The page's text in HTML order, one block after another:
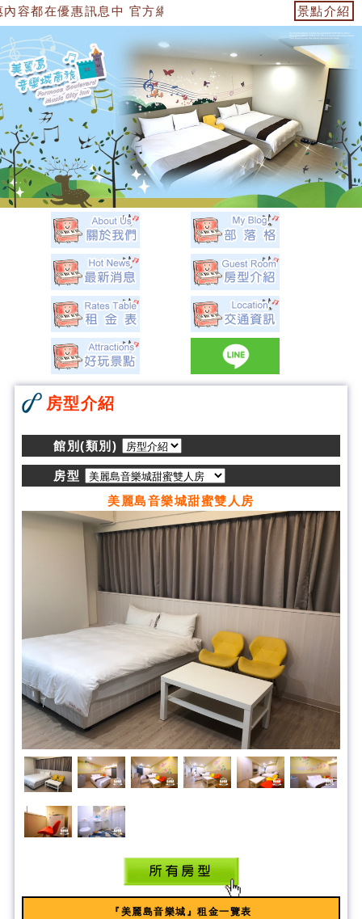
容都在優惠訊息中 官方網站：https:// 景點介紹
房型介紹
館別(類別)
房型
美麗島音樂城甜蜜雙人房
『美麗島音樂城』租金一覽表